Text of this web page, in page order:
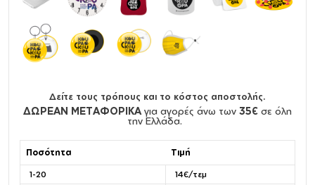
Δείτε τους τρόπους και το κόστος αποστολής.
ΔΩΡΕΑΝ ΜΕΤΑΦΟΡΙΚΑ για αγορές άνω των 35€ σε όλη
την Ελλάδα.
Ποσότητα Τιμή
1-20
14€/τεμ